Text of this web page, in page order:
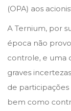
(OPA) aos
A Ternium, por
época não
controle, e uma
graves
de
bem como